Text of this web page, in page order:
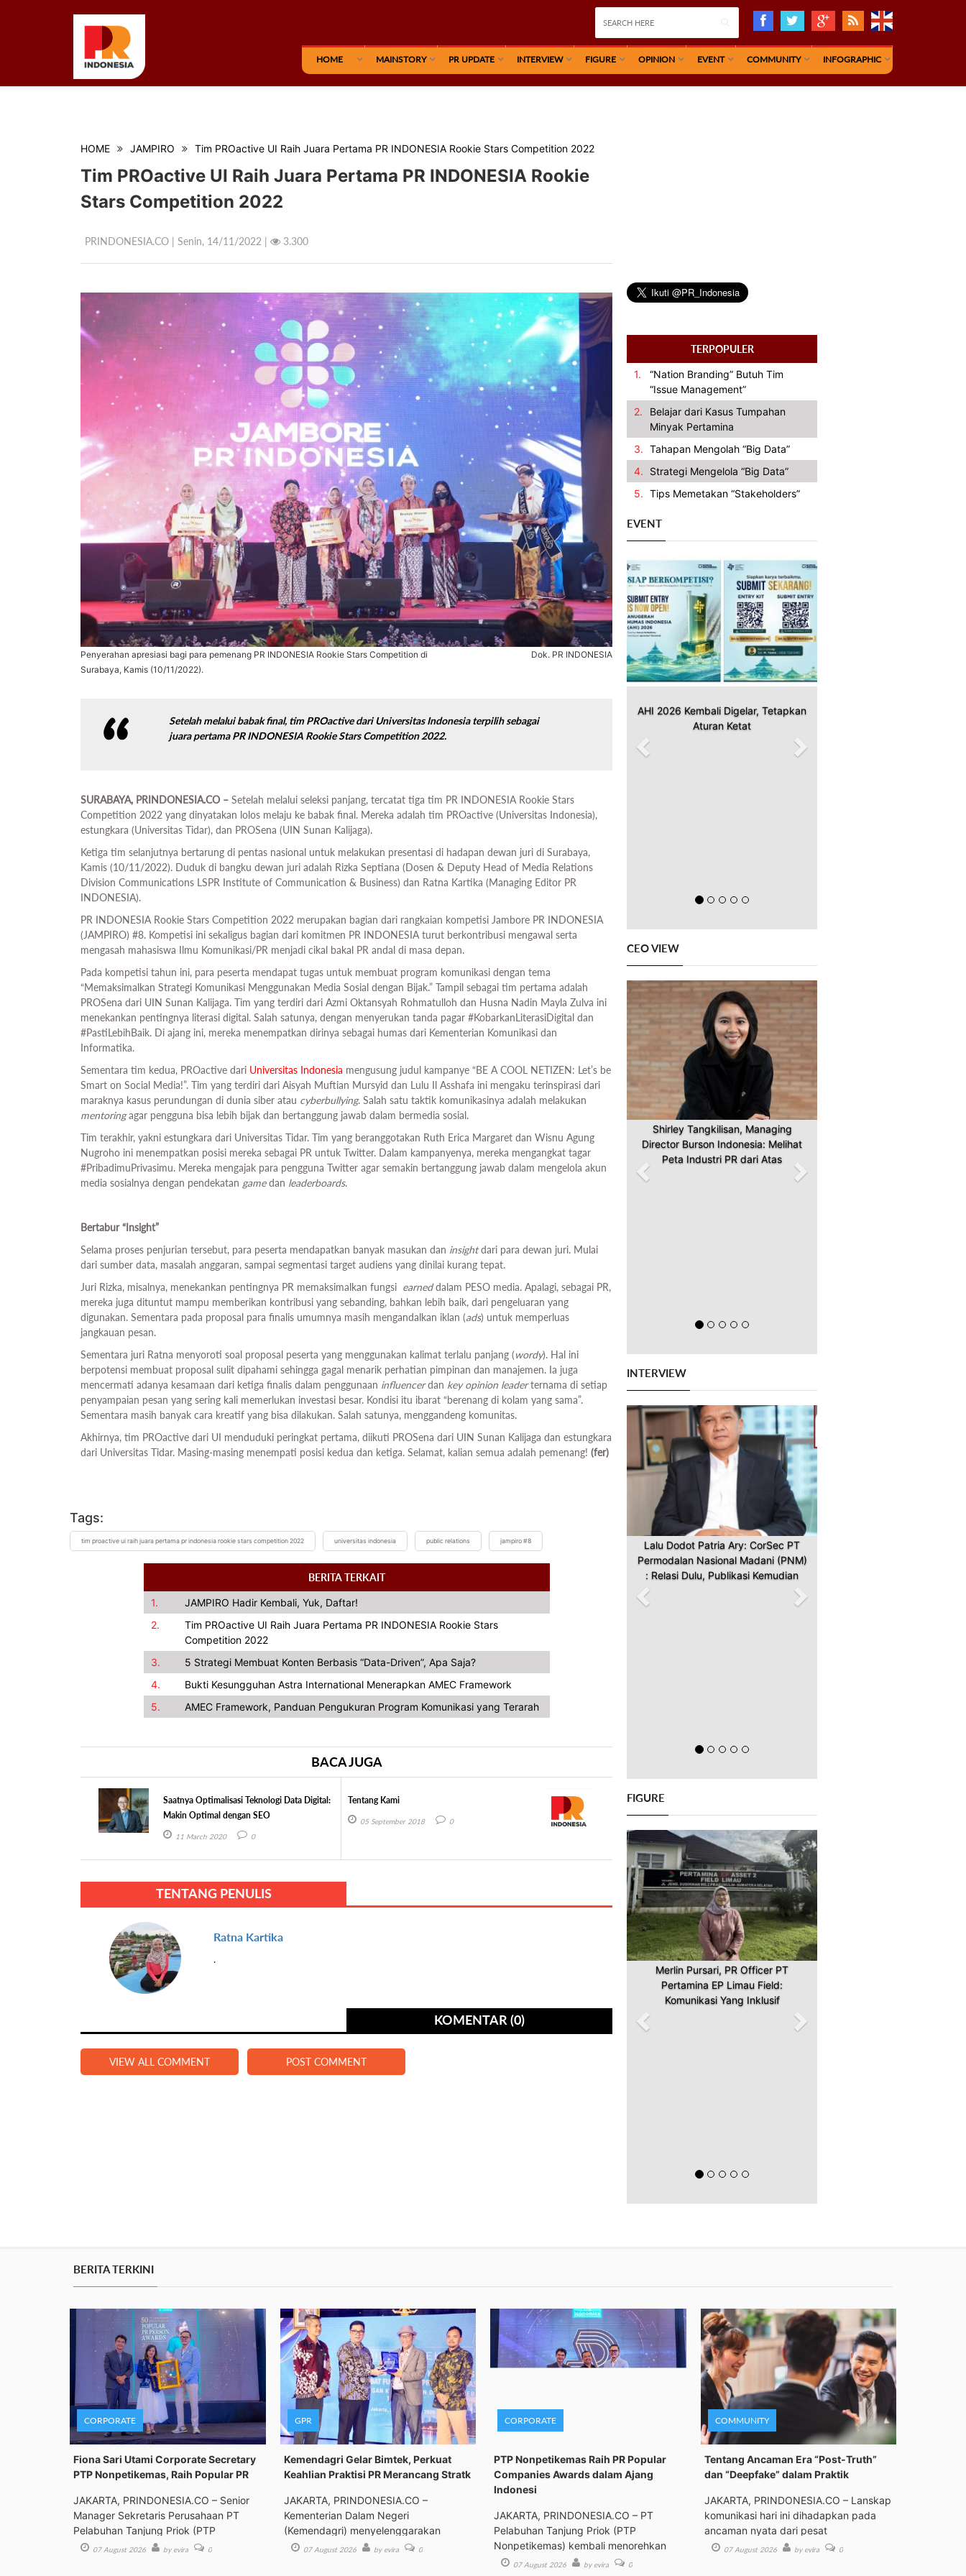
HOME MAINSTORY PR UPDATE INTERVIEW FIGURE OPINION EVENT COMMUNITY INFOGRAPHIC
HOME JAMPIRO Tim PROactive UI Raih Juara Pertama PR INDONESIA Rookie Stars Competition 2022
Tim PROactive UI Raih Juara Pertama PR INDONESIA Rookie
Stars Competition 2022
PRINDONESIA.CO | Senin, 14/11/2022 | 3.300
Penyerahan apresiasi bagi para pemenang PR INDONESIA Rookie Stars Competition di
Surabaya, Kamis (10/11/2022).
Dok. PR INDONESIA
Setelah melalui babak final, tim PROactive dari Universitas Indonesia terpilih sebagai
juara pertama PR INDONESIA Rookie Stars Competition 2022.
SURABAYA, PRINDONESIA.CO – Setelah melalui seleksi panjang, tercatat tiga tim PR INDONESIA Rookie Stars
Competition 2022 yang dinyatakan lolos melaju ke babak final. Mereka adalah tim PROactive (Universitas Indonesia),
estungkara (Universitas Tidar), dan PROSena (UIN Sunan Kalijaga).
Ketiga tim selanjutnya bertarung di pentas nasional untuk melakukan presentasi di hadapan dewan juri di Surabaya,
Kamis (10/11/2022). Duduk di bangku dewan juri adalah Rizka Septiana (Dosen & Deputy Head of Media Relations
Division Communications LSPR Institute of Communication & Business) dan Ratna Kartika (Managing Editor PR
INDONESIA).
PR INDONESIA Rookie Stars Competition 2022 merupakan bagian dari rangkaian kompetisi Jambore PR INDONESIA
(JAMPIRO) #8. Kompetisi ini sekaligus bagian dari komitmen PR INDONESIA turut berkontribusi mengawal serta
mengasah mahasiswa Ilmu Komunikasi/PR menjadi cikal bakal PR andal di masa depan.
Pada kompetisi tahun ini, para peserta mendapat tugas untuk membuat program komunikasi dengan tema
“Memaksimalkan Strategi Komunikasi Menggunakan Media Sosial dengan Bijak.” Tampil sebagai tim pertama adalah
PROSena dari UIN Sunan Kalijaga. Tim yang terdiri dari Azmi Oktansyah Rohmatulloh dan Husna Nadin Mayla Zulva ini
menekankan pentingnya literasi digital. Salah satunya, dengan menyerukan tanda pagar #KobarkanLiterasiDigital dan
#PastiLebihBaik. Di ajang ini, mereka menempatkan dirinya sebagai humas dari Kementerian Komunikasi dan
Informatika.
Sementara tim kedua, PROactive dari Universitas Indonesia mengusung judul kampanye “BE A COOL NETIZEN: Let’s be
Smart on Social Media!”. Tim yang terdiri dari Aisyah Muftian Mursyid dan Lulu Il Asshafa ini mengaku terinspirasi dari
maraknya kasus perundungan di dunia siber atau cyberbullying. Salah satu taktik komunikasinya adalah melakukan
mentoringagar pengguna bisa lebih bijak dan bertanggung jawab dalam bermedia sosial.
Tim terakhir, yakni estungkara dari Universitas Tidar. Tim yang beranggotakan Ruth Erica Margaret dan Wisnu Agung
Nugroho ini menempatkan posisi mereka sebagai PR untuk Twitter. Dalam kampanyenya, mereka mengangkat tagar
#PribadimuPrivasimu. Mereka mengajak para pengguna Twitter agar semakin bertanggung jawab dalam mengelola akun
media sosialnya dengan pendekatan gamedan leaderboards.
Bertabur “Insight”
Selama proses penjurian tersebut, para peserta mendapatkan banyak masukan dan insightdari para dewan juri. Mulai
dari sumber data, masalah anggaran, sampai segmentasi target audiens yang dinilai kurang tepat.
Juri Rizka, misalnya, menekankan pentingnya PR memaksimalkan fungsi earneddalam PESO media. Apalagi, sebagai PR,
mereka juga dituntut mampu memberikan kontribusi yang sebanding, bahkan lebih baik, dari pengeluaran yang
digunakan. Sementara pada proposal para finalis umumnya masih mengandalkan iklan (ads) untuk memperluas
jangkauan pesan.
Sementara juri Ratna menyoroti soal proposal peserta yang menggunakan kalimat terlalu panjang (wordy). Hal ini
berpotensi membuat proposal sulit dipahami sehingga gagal menarik perhatian pimpinan dan manajemen. Ia juga
mencermati adanya kesamaan dari ketiga finalis dalam penggunaan influencerdan key opinion leaderternama di setiap
penyampaian pesan yang sering kali memerlukan investasi besar. Kondisi itu ibarat “berenang di kolam yang sama”.
Sementara masih banyak cara kreatif yang bisa dilakukan. Salah satunya, menggandeng komunitas.
Akhirnya, tim PROactive dari UI menduduki peringkat pertama, diikuti PROSena dari UIN Sunan Kalijaga dan estungkara
dari Universitas Tidar. Masing-masing menempati posisi kedua dan ketiga. Selamat, kalian semua adalah pemenang! (fer)
Tags:
tim proactive ui raih juara pertama pr indonesia rookie stars competition 2022 universitas indonesia public relations jampiro #8
BERITA TERKAIT
1.
JAMPIRO Hadir Kembali, Yuk, Daftar!
2.
Tim PROactive UI Raih Juara Pertama PR INDONESIA Rookie Stars
Competition 2022
3.
5 Strategi Membuat Konten Berbasis “Data-Driven”, Apa Saja?
4.
Bukti Kesungguhan Astra International Menerapkan AMEC Framework
5.
AMEC Framework, Panduan Pengukuran Program Komunikasi yang Terarah
BACA JUGA
Saatnya Optimalisasi Teknologi Data Digital:
Makin Optimal dengan SEO
11 March 2020 0
Tentang Kami
05 September 2018 0
TENTANG PENULIS
Ratna Kartika
.
KOMENTAR (0)
VIEW ALL COMMENT POST COMMENT
TERPOPULER
1.
“Nation Branding” Butuh Tim
“Issue Management”
2.
Belajar dari Kasus Tumpahan
Minyak Pertamina
3. Tahapan Mengolah “Big Data”
4.
Strategi Mengelola “Big Data”
5. Tips Memetakan “Stakeholders”
EVENT
AHI 2026 Kembali Digelar, Tetapkan
Aturan Ketat
Previous Next
CEO VIEW
Shirley Tangkilisan, Managing
Director Burson Indonesia: Melihat
Peta Industri PR dari Atas
Previous Next
INTERVIEW
Lalu Dodot Patria Ary: CorSec PT
Permodalan Nasional Madani (PNM)
: Relasi Dulu, Publikasi Kemudian
Previous Next
FIGURE
Merlin Pursari, PR Officer PT
Pertamina EP Limau Field:
Komunikasi Yang Inklusif
Previous Next
BERITA TERKINI
CORPORATE
Fiona Sari Utami Corporate Secretary
PTP Nonpetikemas, Raih Popular PR
JAKARTA, PRINDONESIA.CO – Senior
Manager Sekretaris Perusahaan PT
Pelabuhan Tanjung Priok (PTP
07 August 2026 by evira 0
GPR
Kemendagri Gelar Bimtek, Perkuat
Keahlian Praktisi PR Merancang Stratk
JAKARTA, PRINDONESIA.CO –
Kementerian Dalam Negeri
(Kemendagri) menyelenggarakan
Bimbingan Tek
07 August 2026 by evira 0
CORPORATE
PTP Nonpetikemas Raih PR Popular
Companies Awards dalam Ajang
Indonesi
JAKARTA, PRINDONESIA.CO – PT
Pelabuhan Tanjung Priok (PTP
Nonpetikemas) kembali menorehkan
pre 07 August 2026 by evira 0
COMMUNITY
Tentang Ancaman Era “Post-Truth”
dan “Deepfake” dalam Praktik
JAKARTA, PRINDONESIA.CO – Lanskap
komunikasi hari ini dihadapkan pada
ancaman nyata dari pesat
07 August 2026 by evira 0